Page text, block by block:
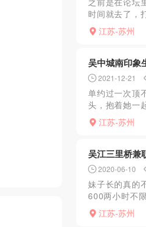
时间就去了，
天终于找到，
地方2个妹子
江苏-苏州
吴中城南印象
2021-12-21
单约过一次顶
头，抱着她一
室里开着有点
让我深喉插她
江苏-苏州
吴江三里桥兼
2020-06-10
妹子长的真的
600两小时不
可以，价格实
江苏-苏州